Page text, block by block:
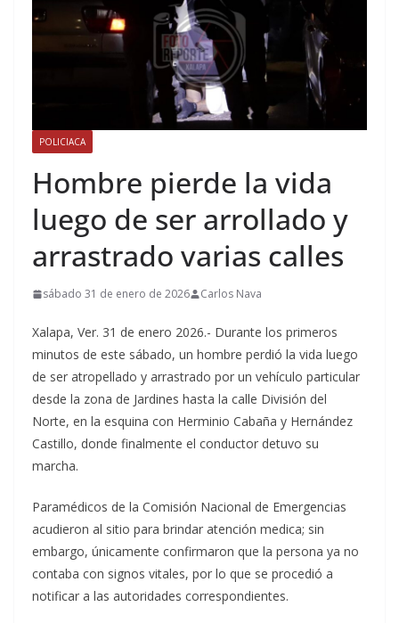
POLICIACA
Hombre pierde la vida
luego de ser arrollado y
arrastrado varias calles
sábado 31 de enero de 2026 Carlos Nava
Xalapa, Ver. 31 de enero 2026.- Durante los primeros
minutos de este sábado, un hombre perdió la vida luego
de ser atropellado y arrastrado por un vehículo particular
desde la zona de Jardines hasta la calle División del
Norte, en la esquina con Herminio Cabaña y Hernández
Castillo, donde finalmente el conductor detuvo su
marcha.
Paramédicos de la Comisión Nacional de Emergencias
acudieron al sitio para brindar atención medica; sin
embargo, únicamente confirmaron que la persona ya no
contaba con signos vitales, por lo que se procedió a
notificar a las autoridades correspondientes.